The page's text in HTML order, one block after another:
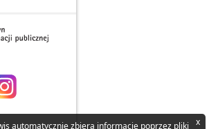
x
automatycznie zbiera informacje poprzez pliki